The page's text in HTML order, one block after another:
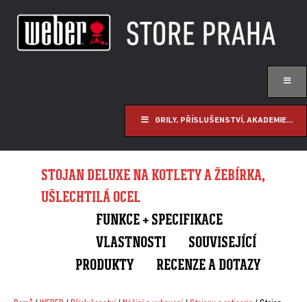
GRILY, PŘÍSLUŠENSTVÍ, AKADEMIE...
STOJAN DELUXE NA KOTLETY A ŽEBÍRKA,
UŠLECHTILÁ OCEL
FUNKCE + SPECIFIKACE
VLASTNOSTI
SOUVISEJÍCÍ
PRODUKTY
RECENZE A DOTAZY